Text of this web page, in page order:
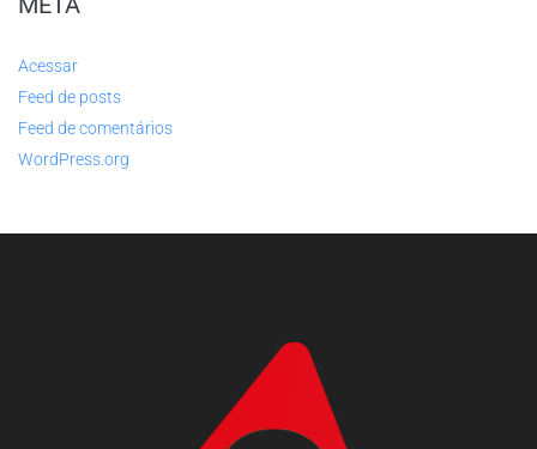
Acessar
Feed de posts
Feed de comentários
WordPress.org